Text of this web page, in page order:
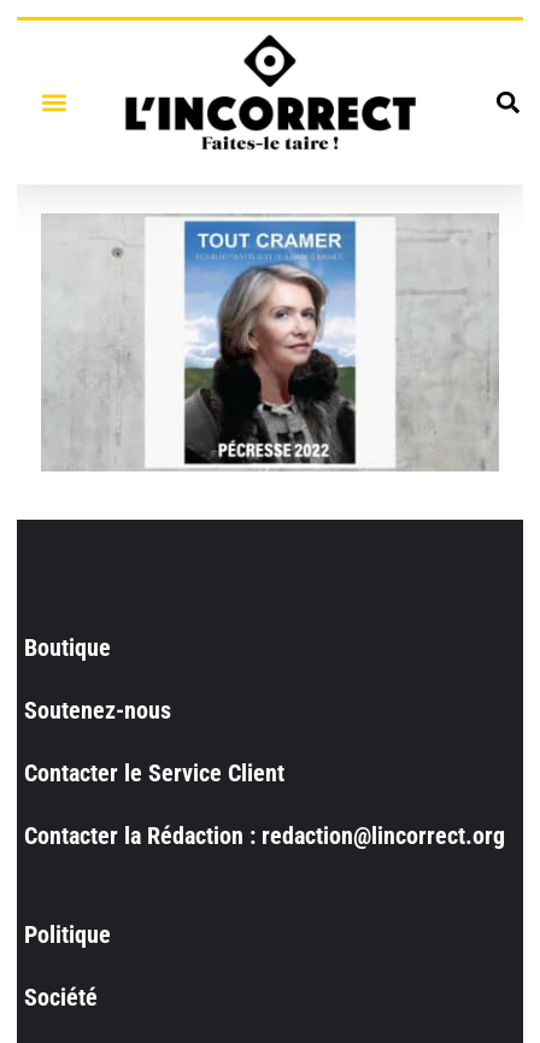
Boutique
Soutenez-nous
Contacter le Service Client
Contacter la Rédaction : redaction@lincorrect.org
Politique
Société